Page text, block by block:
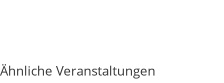
Ähnliche Veranstaltungen